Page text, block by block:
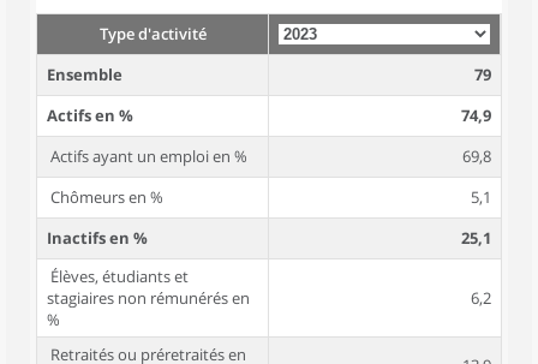
Type d'activité
Ensemble
79
Actifs en %
74,9
Actifs ayant un emploi en %
69,8
Chômeurs en %
5,1
Inactifs en %
25,1
Élèves, étudiants et
stagiaires non rémunérés en
%
6,2
Retraités ou préretraités en